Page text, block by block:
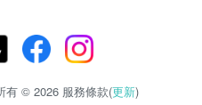
有 © 2026 服務條款(更新)